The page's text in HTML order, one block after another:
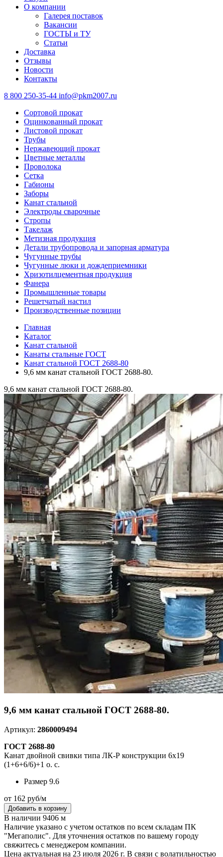
О компании
Галерея поставок
Вакансии
ГОСТЫ и ТУ
Статьи
Доставка
Отзывы
Новости
Контакты
8 800 250-35-44 info@pkm2007.ru
Сортовой прокат
Оцинкованный прокат
Листовой прокат
Трубы
Нержавеющий прокат
Цветные металлы
Проволока
Сетка
Габионы
Заборы
Канат стальной
Электроды сварочные
Стропы
Такелаж
Метизная продукция
Детали трубопровода и запорная арматура
Чугунные трубы
Чугунные люки и дождеприемники
Хризотилцементная продукция
Фанера
Промышленные товары
Решетчатый настил
Производственные позиции
Главная
Каталог
Канат стальной
Канаты стальные ГОСТ
Канат стальной ГОСТ 2688-80
9,6 мм канат стальной ГОСТ 2688-80.
9,6 мм канат стальной ГОСТ 2688-80.
9,6 мм канат стальной ГОСТ 2688-80.
Артикул: 2860009494
ГОСТ 2688-80
Канат двойной свивки типа ЛК-Р конструкции 6х19
(1+6+6/6)+1 о. с.
Размер 9.6
от 162 руб/м
Добавить в корзину
В наличии 9406 м
Наличие указано с учетом остатков по всем складам ПК
"Мегаполис". Для уточнения остатков по вашему городу
свяжитесь с менеджером компании.
Цена актуальная на 23 июля 2026 г. В связи с волатильностью